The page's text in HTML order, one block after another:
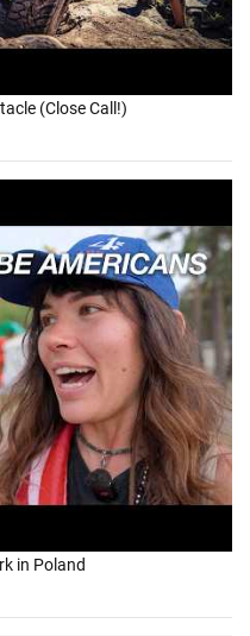
(Close Call!)
in Poland